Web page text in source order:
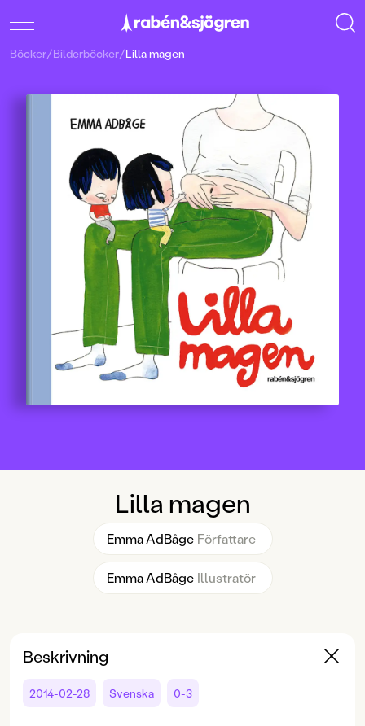
Lilla magen
Emma AdBåge Författare
Emma AdBåge Illustratör
Böcker/Bilderböcker/Lilla magen
Beskrivning
2014-02-28 Svenska 0-3